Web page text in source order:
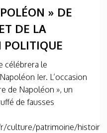
» DE
DE LA
célébrera le
Ier. L’occasion
de Napoléon », un
de fausses
culture/patrimoine/